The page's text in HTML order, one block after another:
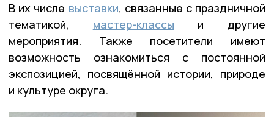
В их числе выставки, связанные с праздничной
тематикой, мастер-классы и другие
мероприятия. Также посетители имеют
возможность ознакомиться с постоянной
экспозицией, посвящённой истории, природе
и культуре округа.